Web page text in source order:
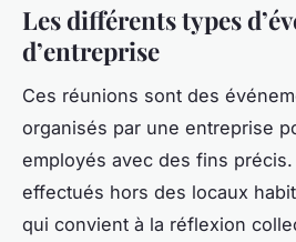
Les différents types
d’entreprise
Ces réunions sont des
organisés par une entreprise
employés avec des fins
effectués hors des locaux
qui convient à la réflexion